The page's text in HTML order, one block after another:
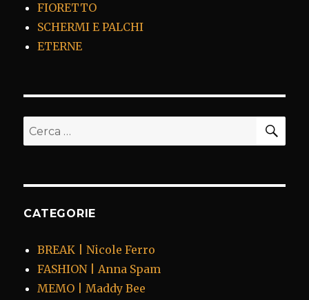
FIORETTO
SCHERMI E PALCHI
ETERNE
Cerca:
CATEGORIE
BREAK | Nicole Ferro
FASHION | Anna Spam
MEMO | Maddy Bee